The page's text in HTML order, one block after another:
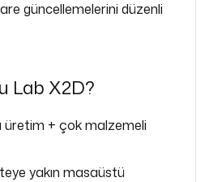
güncellemelerini düzenli
Lab X2D?
üretim + çok malzemeli
yakın masaüstü